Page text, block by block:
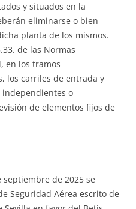
y situados en la
eliminarse o bien
planta de los mismos.
de las Normas
en los tramos
los carriles de entrada y
o
de elementos fijos de
de 2025 se
Seguridad Aérea escrito de